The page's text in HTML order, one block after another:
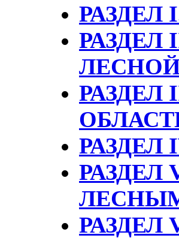
РАЗДЕЛ
РАЗДЕЛ
РАЗДЕЛ
РАЗДЕЛ
РАЗДЕЛ